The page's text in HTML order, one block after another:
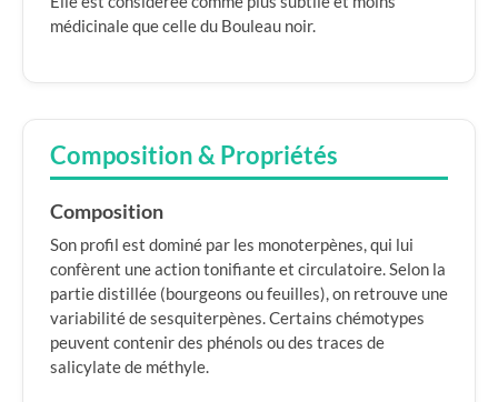
médicinale que celle du Bouleau noir.
Composition & Propriétés
Composition
Son profil est dominé par les monoterpènes, qui lui
confèrent une action tonifiante et circulatoire. Selon la
partie distillée (bourgeons ou feuilles), on retrouve une
variabilité de sesquiterpènes. Certains chémotypes
peuvent contenir des phénols ou des traces de
salicylate de méthyle.